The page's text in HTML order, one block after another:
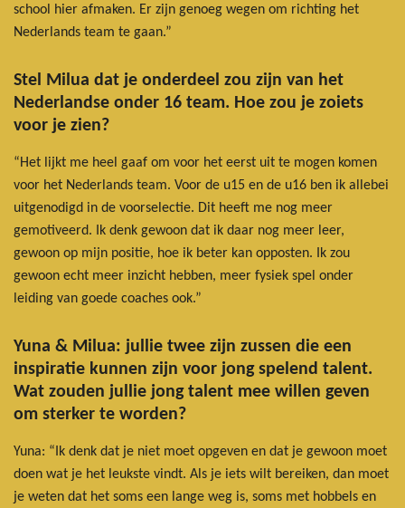
school hier afmaken. Er zijn genoeg wegen om richting het
Nederlands team te gaan.”
Stel Milua dat je onderdeel zou zijn van het
Nederlandse onder 16 team. Hoe zou je zoiets
voor je zien?
“Het lijkt me heel gaaf om voor het eerst uit te mogen komen
voor het Nederlands team. Voor de u15 en de u16 ben ik allebei
uitgenodigd in de voorselectie. Dit heeft me nog meer
gemotiveerd. Ik denk gewoon dat ik daar nog meer leer,
gewoon op mijn positie, hoe ik beter kan opposten. Ik zou
gewoon echt meer inzicht hebben, meer fysiek spel onder
leiding van goede coaches ook.”
Yuna & Milua: jullie twee zijn zussen die een
inspiratie kunnen zijn voor jong spelend talent.
Wat zouden jullie jong talent mee willen geven
om sterker te worden?
Yuna: “Ik denk dat je niet moet opgeven en dat je gewoon moet
doen wat je het leukste vindt. Als je iets wilt bereiken, dan moet
je weten dat het soms een lange weg is, soms met hobbels en